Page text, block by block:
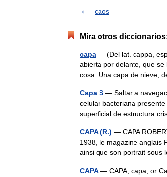
caos
Mira otros diccionarios:
capa — (Del lat. cappa,
abierta por delante, que se
cosa. Una capa de nieve,
Capa S — Saltar a
celular bacteriana
superficial de estructura
CAPA (R.) — CAPA
1938, le magazine anglais
ainsi que son portrait
CAPA — CAPA, capa, or